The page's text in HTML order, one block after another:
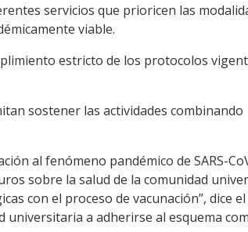
servicios que prioricen las
viable.
estricto de los protocolos
sostener las actividades combinando
al fenómeno pandémico de SARS-
sobre la salud de la comunidad
con el proceso de vacunación”, dice el
universitaria a adherirse al esquema